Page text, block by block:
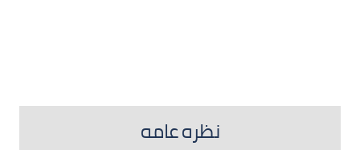
نظره عامه